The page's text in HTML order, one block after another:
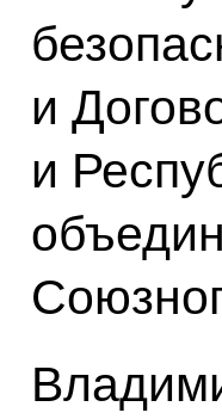
и
и